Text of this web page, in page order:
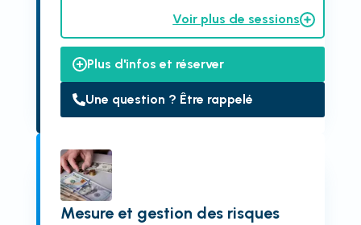
Voir plus de sessions
Plus d'infos et réserver
Une question ? Être rappelé
Mesure et gestion des risques